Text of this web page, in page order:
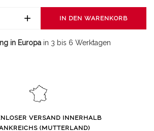
IN DEN WARENKORB
in Europa in 3 bis 6 Werktagen
VERSAND INNERHALB
(MUTTERLAND)